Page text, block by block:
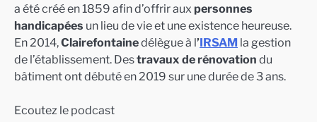
a été créé en 1859 afin d’offrir aux personnes
handicapées un lieu de vie et une existence heureuse.
En 2014,Clairefontainedélègue à l’IRSAM la gestion
de l’établissement. Destravaux de rénovation du
bâtiment ont débuté en 2019 sur une durée de 3 ans.
Ecoutez le podcast